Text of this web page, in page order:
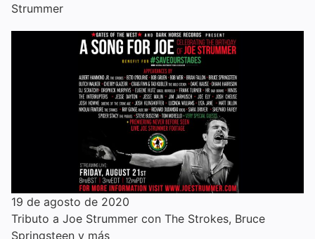
Strummer
19 de agosto de 2020
Tributo a Joe Strummer con The Strokes, Bruce
Springsteen y más